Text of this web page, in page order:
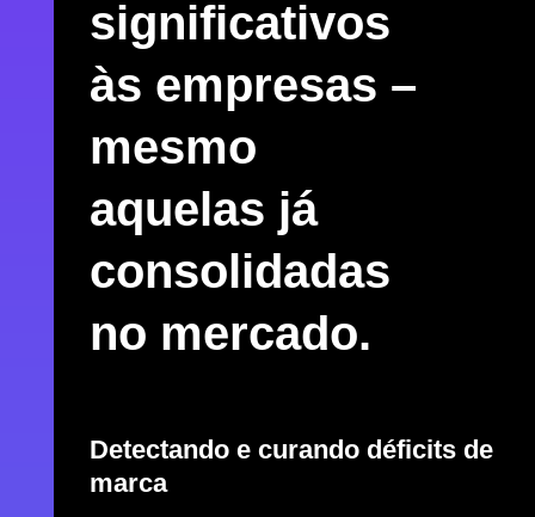
significativos
às empresas –
mesmo
aquelas já
consolidadas
no mercado.
Detectando e curando déficits de
marca